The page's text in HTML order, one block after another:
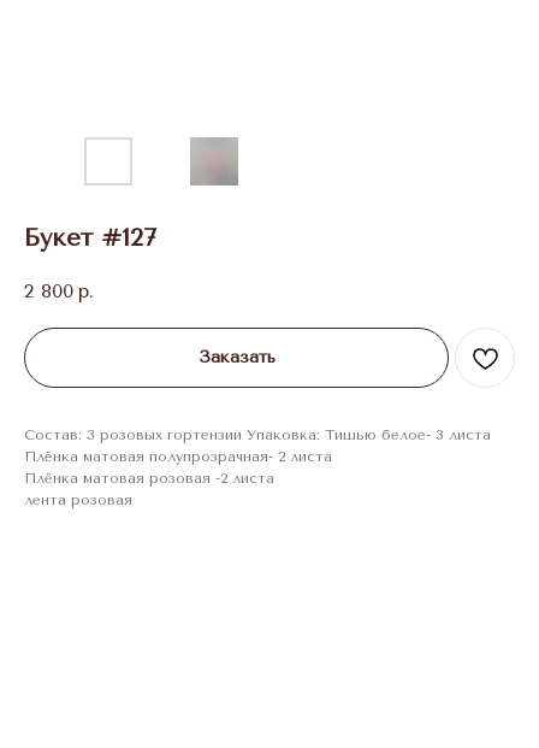
Букет #127
2 800 р.
Заказать
Состав: 3 розовых гортензии Упаковка: Тишью белое- 3 листа
Плёнка матовая полупрозрачная- 2 листа
Плёнка матовая розовая -2 листа
лента розовая